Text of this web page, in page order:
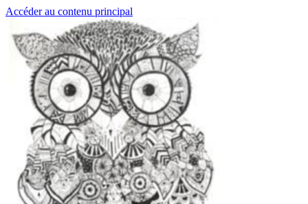
Accéder au contenu principal